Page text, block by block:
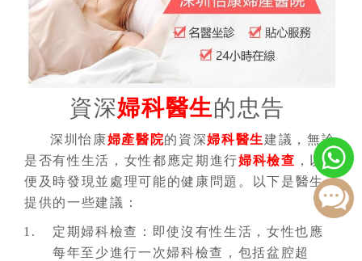
資深婦科醫生的忠告
深圳怡康婦產醫院的資深婦科醫生建議，無論
是否有性生活，女性都應定期進行婦科檢查 ，以
便及時發現並處理可能的健康問題。以下是醫生
提供的一些建議：
定期婦科檢查：即使沒有性生活，女性也應
每年至少進行一次婦科檢查，包括盆腔超